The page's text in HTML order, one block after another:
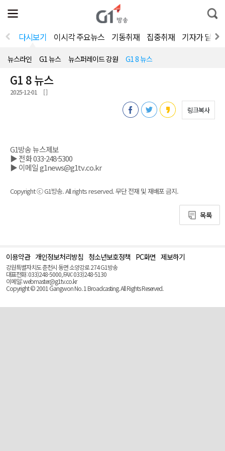
전
체
뉴
열
통
합
색
다시보기 이시각 주요뉴스 기동취재 집중취재 기자가 달려
뉴스라인 G1 뉴스 뉴스퍼레이드 강원 G1 8 뉴스
G1 8 뉴스
2025-12-01 [ ]
링크복사
G1방송 뉴스제보
▶ 전화 033-248-5300
▶ 이메일 g1news@g1tv.co.kr
Copyright ⓒ G1방송. All rights reserved. 무단 전재 및 재배포 금지.
목록
이용약관 개인정보처리방침 청소년보호정책 PC화면 제보하기
강원특별자치도 춘천시 동면 소양강로 274 G1방송
대표전화: 033)248-5000, FAX: 033)248-5130
이메일: webmaster@g1tv.co.kr
Copyright © 2001 Gangwon No. 1 Broadcasting. All Rights Reserved.